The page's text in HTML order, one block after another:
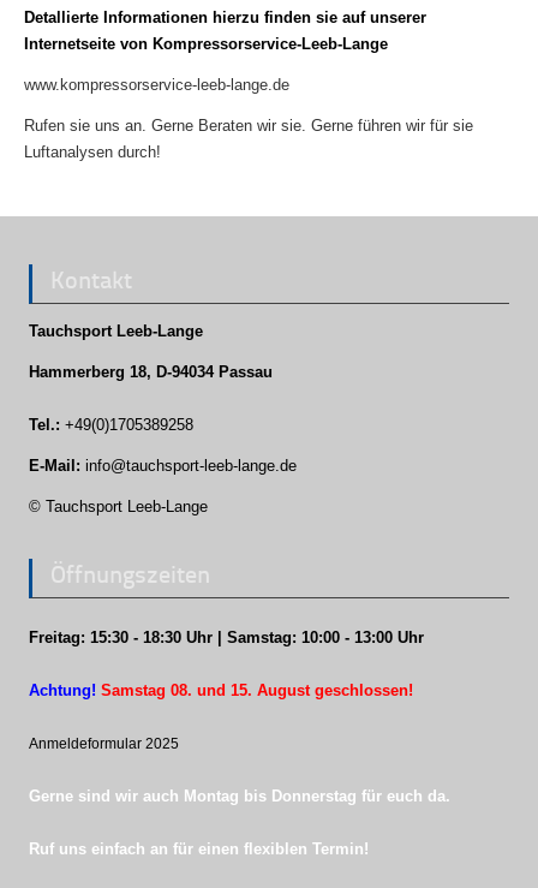
Detallierte Informationen hierzu finden sie auf unserer
Internetseite von Kompressorservice-Leeb-Lange
www.kompressorservice-leeb-lange.de
Rufen sie uns an. Gerne Beraten wir sie. Gerne führen wir für sie
Luftanalysen durch!
Kontakt
Tauchsport Leeb-Lange
Hammerberg 18, D-94034 Passau
Tel.: +49(0)1705389258
E-Mail: info@tauchsport-leeb-lange.de
© Tauchsport Leeb-Lange
Öffnungszeiten
Freitag: 15:30 - 18:30 Uhr | Samstag: 10:00 - 13:00 Uhr
Achtung! Samstag 08. und 15. August geschlossen!
Anmeldeformular 2025
Gerne sind wir auch Montag bis Donnerstag für euch da.
Ruf uns einfach an für einen flexiblen Termin!